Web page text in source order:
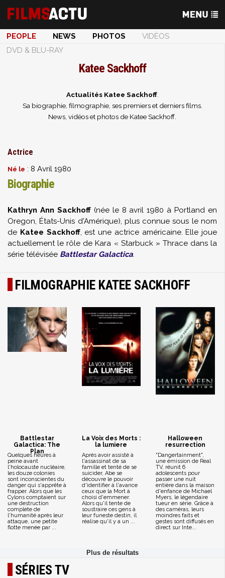
PEOPLE NEWS PHOTOS
VIDÉOS
DVD & BLU-RAY
Katee Sackhoff
Actualités Katee Sackhoff.
Sa biographie, filmographie, ses premiers et derniers films.
News, vidéos et photos de Katee Sackhoff.
Actrice
Né le : 8 Avril 1980
Biographie
Kathryn Ann Sackhoff(née le 8 avril 1980 à Portland en
Oregon, États-Unis d'Amérique), plus connue sous le nom
de Katee Sackhoff, est une actrice américaine. Elle joue
actuellement le rôle de Kara « Starbuck » Thrace dans la
série télévisée Battlestar Galactica.
FILMOGRAPHIE KATEE SACKHOFF
Battlestar
Galactica: The
Plan
Quelques heures à
peine avant
l'holocauste nucléaire,
les douze colonies
sont inconscientes du
danger qui s'apprête à
frapper. Alors que les
Cylons comptaient sur
une destruction
complète de
l'humanité après leur
attaque, une petite
flotte menée par ...
La Voix des Morts :
la lumiere
Après avoir assisté à
l'assassinat de sa
famille et tenté de se
suicider, Abe se
découvre le pouvoir
d'identifier à l'avance
ceux que la Mort à
choisi d'emmener.
Alors qu'il tente de
soustraire ces gens à
leur funeste destin, il
réalise qu'il y a un ...
Halloween
resurrection
"Dangertainment",
une émission de Real
TV, réunit 6
adolescents pour
passer une nuit
entière dans la maison
d'enfance de Michael
Myers, le légendaire
tueur en série. Grâce à
des caméras, leurs
moindres faits et
gestes sont diffusés en
direct sur Inte...
SÉRIES TV